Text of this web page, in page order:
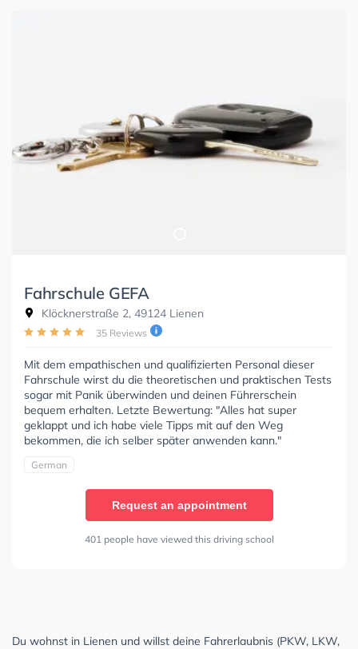
Fahrschule GEFA
Klöcknerstraße 2, 49124 Lienen
35 Reviews
Mit dem empathischen und qualifizierten Personal dieser
Fahrschule wirst du die theoretischen und praktischen Tests
sogar mit Panik überwinden und deinen Führerschein
bequem erhalten. Letzte Bewertung: "Alles hat super
geklappt und ich habe viele Tipps mit auf den Weg
bekommen, die ich selber später anwenden kann."
German
Request an appointment
401 people have viewed this driving school
Du wohnst in Lienen und willst deine Fahrerlaubnis (PKW, LKW,